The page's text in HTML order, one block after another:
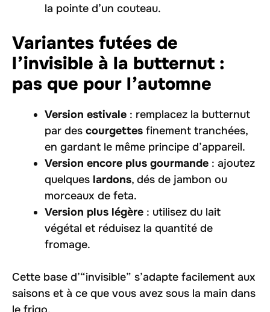
la pointe d’un couteau.
Variantes futées de
l’invisible à la butternut :
pas que pour l’automne
Version estivale : remplacez la butternut
par des courgettes finement tranchées,
en gardant le même principe d’appareil.
Version encore plus gourmande : ajoutez
quelques lardons, dés de jambon ou
morceaux de feta.
Version plus légère : utilisez du lait
végétal et réduisez la quantité de
fromage.
Cette base d’“invisible” s’adapte facilement aux
saisons et à ce que vous avez sous la main dans